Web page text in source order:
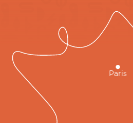
Paris